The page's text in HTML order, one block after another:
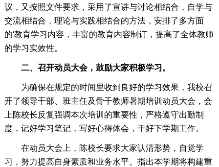
议，又按照文件要求，采用了宣讲与讨论相结合，自学与
交流相结合，理论与实践相结合的方法，安排了多方面
的'教育学习内容，丰富的教育内容制订，提高了全体教师
的学习实效性。
二、召开动员大会，鼓励大家积极学习。
为确保在规定的时间里收到良好的学习效果，我校召
开了领导干部、班主任及骨干教师暑期培训动员大会，会
上陈校长反复强调本次培训的重要性，严格遵守出勤制
度，记好学习笔记，写好心得体会，干好下学期工作。
在动员大会上，陈校长要求大家认清形势，自觉学
习，努力提高自身素质和业务水平。指出本学期将构建重